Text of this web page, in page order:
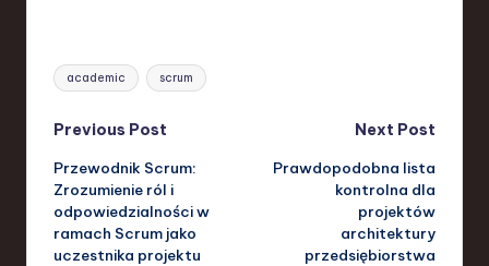
Tags:
academic scrum
Post
navigation
Previous Post
Przewodnik Scrum:
Zrozumienie ról i
odpowiedzialności w
ramach Scrum jako
uczestnika projektu
Next Post
Prawdopodobna lista
kontrolna dla
projektów
architektury
przedsiębiorstwa